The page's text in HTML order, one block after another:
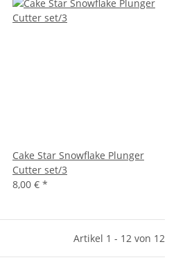
Cake Star Snowflake Plunger
Cutter set/3
8,00 € *
Artikel 1 - 12 von 12